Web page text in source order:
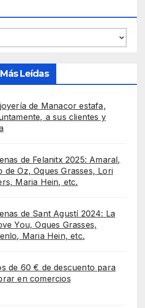
Leídas
de Manacor estafa,
a sus clientes y
de Felanitx 2025: Amaral,
de Oz, Oques Grasses, Lori
Maria Hein, etc.
de Sant Agustí 2024: La
You, Oques Grasses,
Maria Hein, etc.
de 60 € de descuento para
en comercios